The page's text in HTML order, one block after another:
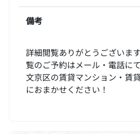
備考
詳細閲覧ありがとうございま
覧のご予約はメール・電話に
文京区の賃貸マンション・賃
におまかせください！